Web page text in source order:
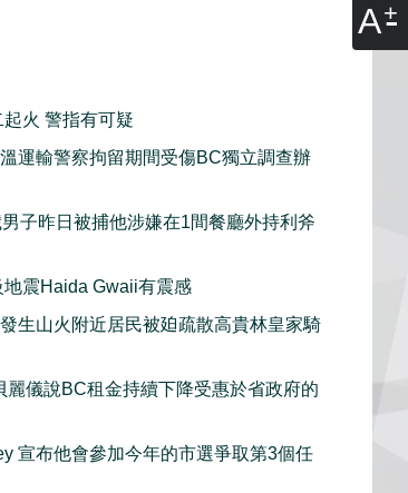
A
起火 警指有可疑
運輸警察拘留期間受傷BC獨立調查辦
子昨日被捕他涉嫌在1間餐廳外持利斧
震Haida Gwaii有震感
生山火附近居民被廹疏散高貴林皇家騎
麗儀說BC租金持續下降受惠於省政府的
宣布他會參加今年的市選爭取第3個任